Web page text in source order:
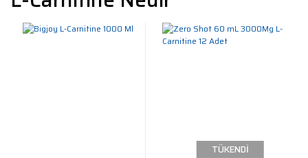
TÜKENDİ